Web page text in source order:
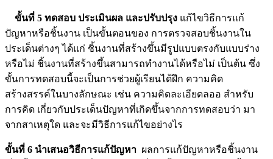
ขั้นที่ 5 ทดสอบ ประเมินผล และปรับปรุง แก้ไขวิธีการแก้
ปัญหาหรือชิ้นงาน เป็นขั้นตอนของ การตรวจสอบชิ้นงานใน
ประเด็นต่างๆ ได้แก่ ชิ้นงานที่สร้างขึ้นมีรูปแบบตรงกับแบบร่าง
หรือไม่ ชิ้นงานที่สร้างขึ้นสามารถทำงานได้หรือไม่ เป็นต้น ซึ่ง
ขั้นการทดสอบนี้จะเป็นการช่วยผู้เรียนได้ฝึก ความคิด
สร้างสรรค์ในบางลักษณะ เช่น ความคิดละเอียดลออ สำหรับ
การคิด เกี่ยวกับประเด็นปัญหาที่เกิดขึ้นจากการทดสอบว่า มา
จากสาเหตุใด และจะมีวิธีการแก้ไขอย่างไร
ขั้นที่ 6 นำเสนอวิธีการแก้ปัญหา ผลการแก้ปัญหาหรือชิ้นงาน